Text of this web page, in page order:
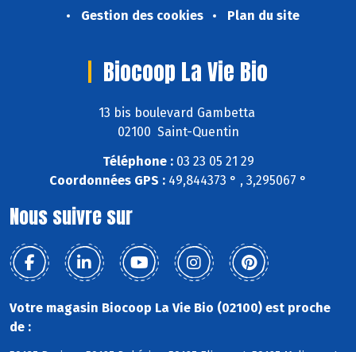
Gestion des cookies
Plan du site
Biocoop La Vie Bio
13 bis boulevard Gambetta
02100 Saint-Quentin
Téléphone :03 23 05 21 29
Coordonnées GPS : 49,844373 ° , 3,295067 °
Nous suivre sur
Votre magasin Biocoop La Vie Bio (02100) est proche
de :